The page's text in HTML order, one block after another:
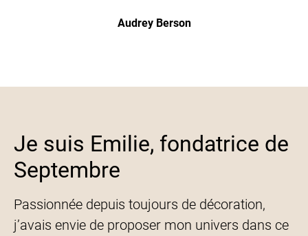
Audrey Berson
Je suis Emilie, fondatrice de
Septembre
Passionnée depuis toujours de décoration,
j’avais envie de proposer mon univers dans ce